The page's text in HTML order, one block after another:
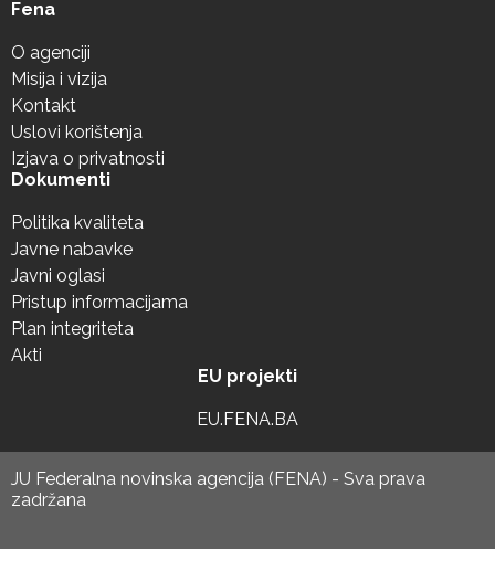
Fena
O agenciji
Misija i vizija
Kontakt
Uslovi korištenja
Izjava o privatnosti
Dokumenti
Politika kvaliteta
Javne nabavke
Javni oglasi
Pristup informacijama
Plan integriteta
Akti
EU projekti
EU.FENA.BA
JU Federalna novinska agencija (FENA) - Sva prava
zadržana